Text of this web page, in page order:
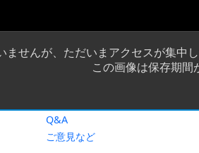
Q&A
ご意見など